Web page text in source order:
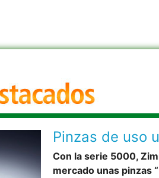
Pinzas de uso
Con la serie 5000,
mercado unas pinzas